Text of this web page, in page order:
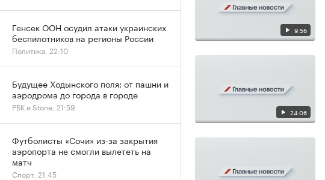
9:56
24:06
Генсек ООН осудил атаки украинских
беспилотников на регионы России
Политика, 22:10
Будущее Ходынского поля: от пашни и
аэродрома до города в городе
РБК и Stone, 21:59
Футболисты «Сочи» из-за закрытия
аэропорта не смогли вылететь на
матч
Спорт, 21:45